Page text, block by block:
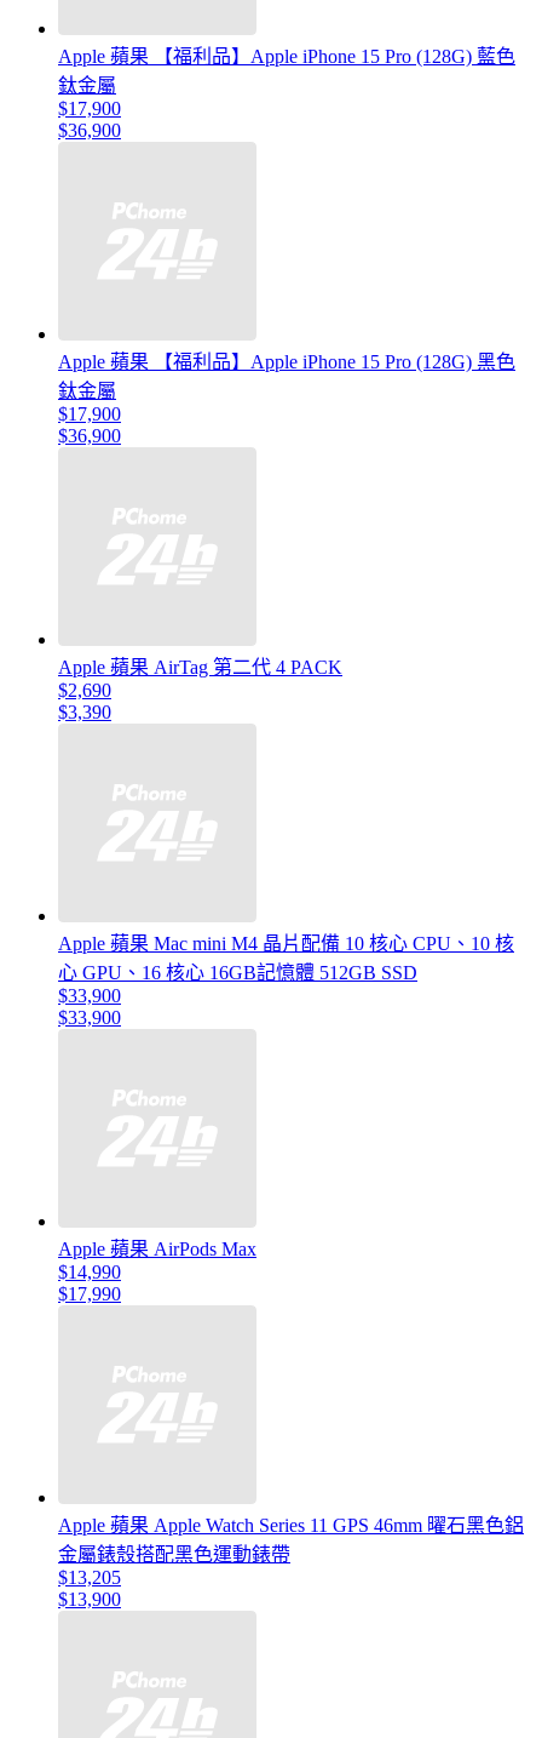
Apple 蘋果 【福利品】Apple iPhone 15 Pro (128G) 藍色
鈦金屬
$17,900
$36,900
Apple 蘋果 【福利品】Apple iPhone 15 Pro (128G) 黑色
鈦金屬
$17,900
$36,900
Apple 蘋果 AirTag 第二代 4 PACK
$2,690
$3,390
Apple 蘋果 Mac mini M4 晶片配備 10 核心 CPU、10 核
心 GPU、16 核心 16GB記憶體 512GB SSD
$33,900
$33,900
Apple 蘋果 AirPods Max
$14,990
$17,990
Apple 蘋果 Apple Watch Series 11 GPS 46mm 曜石黑色鋁
金屬錶殼搭配黑色運動錶帶
$13,205
$13,900